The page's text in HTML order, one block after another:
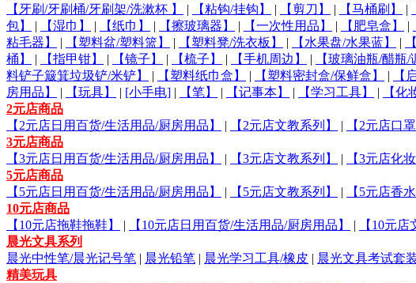
【牙刷/牙刷桶/牙刷架/洗漱杯 】
| 【粘钩/挂钩】 | 【剪刀】 | 【马桶刷】 |
包】
| 【湿巾】 | 【纸巾】 | 【擦玻璃器】 | 【一次性用品】 | 【肥皂盒】 |
粘毛器】
| 【塑料盆/塑料篮】 | 【塑料凳/洗衣板】 | 【水果盘/水果蓝】 |
桶】
| 【指甲钳】 | 【镜子】 | 【梳子】 | 【手机周边】 | 【玻璃油瓶/醋瓶/
料铲子簸箕垃圾铲/米铲】
| 【塑料纸巾盒】 | 【塑料密封盒/保鲜盒】 | 【
房用品】
| 【玩具】 | [小手电] | 【笔】 | 【记事本】 | 【学习工具】 | 【化
2元店商品
【2元店日用百货/生活用品/厨房用品】
| 【2元店文教系列】 | 【2元店口
3元店商品
【3元店日用百货/生活用品/厨房用品】
| 【3元店文教系列】 | 【3元店化
5元店商品
【5元店日用百货/生活用品/厨房用品】
| 【5元店文教系列】 | 【5元店香
10元店商品
【10元店拖鞋拖鞋】
| 【10元店日用百货/生活用品/厨房用品】 | 【10元店
晨光文具系列
晨光中性笔/晨光记号笔 | 晨光铅笔 | 晨光学习工具/橡皮 | 晨光文具考试套
精美玩具